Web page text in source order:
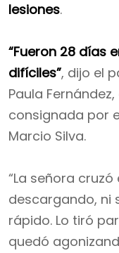
lesiones.
“Fueron 28 días
difíciles”, dijo el
Paula
consignada por
Marcio Silva.
“La señora
descargando, ni
rápido. Lo tiró
quedó